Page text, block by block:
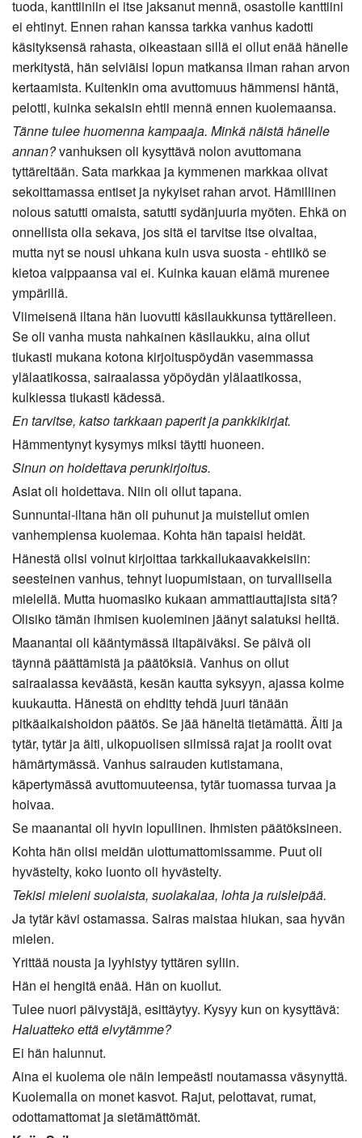
tuoda, kanttiiniin ei itse jaksanut mennä, osastolle kanttiini
ei ehtinyt. Ennen rahan kanssa tarkka vanhus kadotti
käsityksensä rahasta, oikeastaan sillä ei ollut enää hänelle
merkitystä, hän selviäisi lopun matkansa ilman rahan arvon
kertaamista. Kuitenkin oma avuttomuus hämmensi häntä,
pelotti, kuinka sekaisin ehtii mennä ennen kuolemaansa.
Tänne tulee huomenna kampaaja. Minkä näistä hänelle
annan?vanhuksen oli kysyttävä nolon avuttomana
tyttäreltään. Sata markkaa ja kymmenen markkaa olivat
sekoittamassa entiset ja nykyiset rahan arvot. Hämillinen
nolous satutti omaista, satutti sydänjuuria myöten. Ehkä on
onnellista olla sekava, jos sitä ei tarvitse itse oivaltaa,
mutta nyt se nousi uhkana kuin usva suosta - ehtiikö se
kietoa vaippaansa vai ei. Kuinka kauan elämä murenee
ympärillä.
Viimeisenä iltana hän luovutti käsilaukkunsa tyttärelleen.
Se oli vanha musta nahkainen käsilaukku, aina ollut
tiukasti mukana kotona kirjoituspöydän vasemmassa
ylälaatikossa, sairaalassa yöpöydän ylälaatikossa,
kulkiessa tiukasti kädessä.
En tarvitse, katso tarkkaan paperit ja pankkikirjat.
Hämmentynyt kysymys miksi täytti huoneen.
Sinun on hoidettava perunkirjoitus.
Asiat oli hoidettava. Niin oli ollut tapana.
Sunnuntai-iltana hän oli puhunut ja muistellut omien
vanhempiensa kuolemaa. Kohta hän tapaisi heidät.
Hänestä olisi voinut kirjoittaa tarkkailukaavakkeisiin:
seesteinen vanhus, tehnyt luopumistaan, on turvallisella
mielellä. Mutta huomasiko kukaan ammattiauttajista sitä?
Olisiko tämän ihmisen kuoleminen jäänyt salatuksi heiltä.
Maanantai oli kääntymässä iltapäiväksi. Se päivä oli
täynnä päättämistä ja päätöksiä. Vanhus on ollut
sairaalassa keväästä, kesän kautta syksyyn, ajassa kolme
kuukautta. Hänestä on ehditty tehdä juuri tänään
pitkäaikaishoidon päätös. Se jää häneltä tietämättä. Äiti ja
tytär, tytär ja äiti, ulkopuolisen silmissä rajat ja roolit ovat
hämärtymässä. Vanhus sairauden kutistamana,
käpertymässä avuttomuuteensa, tytär tuomassa turvaa ja
hoivaa.
Se maanantai oli hyvin lopullinen. Ihmisten päätöksineen.
Kohta hän olisi meidän ulottumattomissamme. Puut oli
hyvästelty, koko luonto oli hyvästelty.
Tekisi mieleni suolaista, suolakalaa, lohta ja ruisleipää.
Ja tytär kävi ostamassa. Sairas maistaa hiukan, saa hyvän
mielen.
Yrittää nousta ja lyyhistyy tyttären syliin.
Hän ei hengitä enää. Hän on kuollut.
Tulee nuori päivystäjä, esittäytyy. Kysyy kun on kysyttävä:
Haluatteko että elvytämme?
Ei hän halunnut.
Aina ei kuolema ole näin lempeästi noutamassa väsynyttä.
Kuolemalla on monet kasvot. Rajut, pelottavat, rumat,
odottamattomat ja sietämättömät.